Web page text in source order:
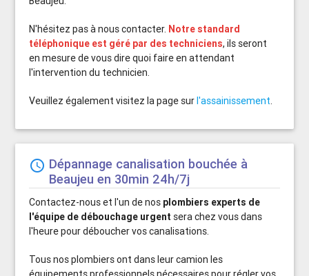
N'hésitez pas à nous contacter. Notre standard
téléphonique est géré par des techniciens, ils seront
en mesure de vous dire quoi faire en attendant
l'intervention du technicien.
Veuillez également visitez la page surl'assainissement.
schedule Dépannage canalisation bouchée à
Beaujeu en 30min 24h/7j
Contactez-nous et l'un de nos plombiers experts de
l'équipe de débouchage urgent sera chez vous dans
l'heure pour déboucher vos canalisations.
Tous nos plombiers ont dans leur camion les